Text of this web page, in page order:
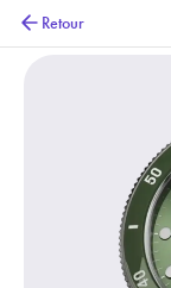
Retour